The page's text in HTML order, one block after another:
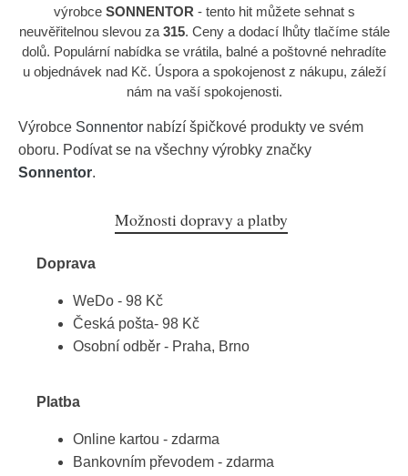
výrobceSONNENTOR - tento hit můžete sehnat s
neuvěřitelnou slevou za 315. Ceny a dodací lhůty tlačíme stále
dolů. Populární nabídka se vrátila, balné a poštovné nehradíte
u objednávek nad Kč. Úspora a spokojenost z nákupu, záleží
nám na vaší spokojenosti.
Výrobce Sonnentor nabízí špičkové produkty ve svém
oboru. Podívat se na všechny výrobky značky
Sonnentor.
Možnosti dopravy a platby
Doprava
WeDo - 98 Kč
Česká pošta- 98 Kč
Osobní odběr - Praha, Brno
Platba
Online kartou - zdarma
Bankovním převodem - zdarma